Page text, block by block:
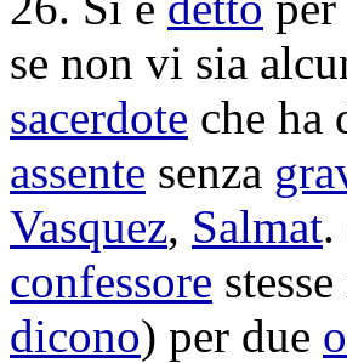
se non vi sia
sacerdote che ha
assente senza
Vasquez, Salmat.
confessore
dicono) per due